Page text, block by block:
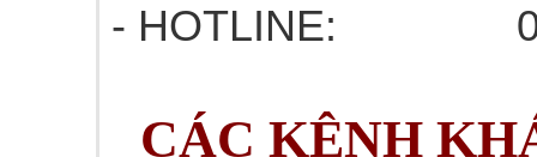
- HOTLINE:
CÁC KÊNH